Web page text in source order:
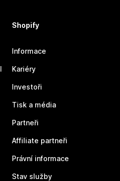
Shopify
Informace
Kariéry
Investoři
Tisk a média
Partneři
Affiliate partneři
Právní informace
Stav služby